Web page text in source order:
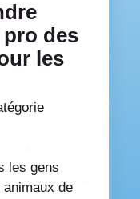
des
les
les gens
de